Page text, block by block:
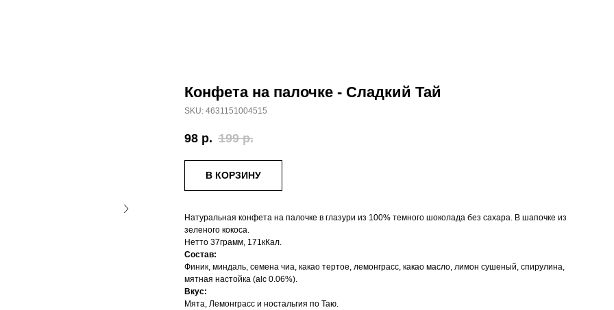
Конфета на палочке - Сладкий Тай
SKU: 4631151004515
98 р. 199 р.
В КОРЗИНУ
Натуральная конфета на палочке в глазури из 100% темного шоколада без сахара. В шапочке из
зеленого кокоса.
Нетто 37грамм, 171кКал.
Состав:
Финик, миндаль, семена чиа, какао тертое, лемонграсс, какао масло, лимон сушеный, спирулина,
мятная настойка (alc 0.06%).
Вкус:
Мята, Лемонграсс и ностальгия по Таю.